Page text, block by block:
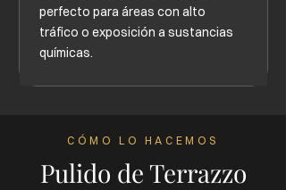
perfecto para áreas con alto
tráfico o exposición a sustancias
químicas.
CÓMO LO HACEMOS
Pulido de Terrazzo